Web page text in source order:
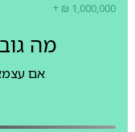
+ ₪ 1,000,000
מה
אם